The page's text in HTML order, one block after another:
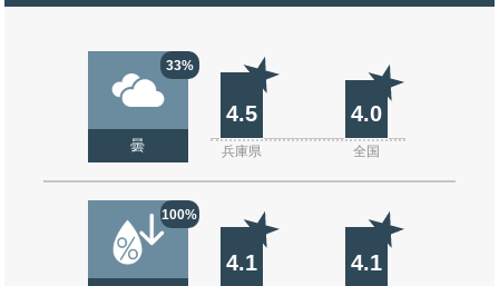
33%
曇
4.5 4.0
兵庫県 全国
100%
4.1 4.1